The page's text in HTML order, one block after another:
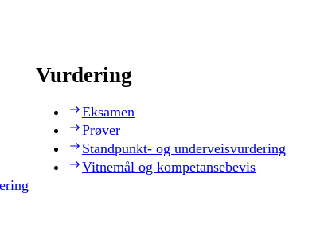
Vurdering
Eksamen
Prøver
Standpunkt- og underveisvurdering
Vitnemål og kompetansebevis